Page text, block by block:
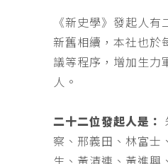
《新史學》發起人
新舊相續，本社也於
議等程序，增加生力
人。
二十二位發起人是：
察、邢義田、林富士